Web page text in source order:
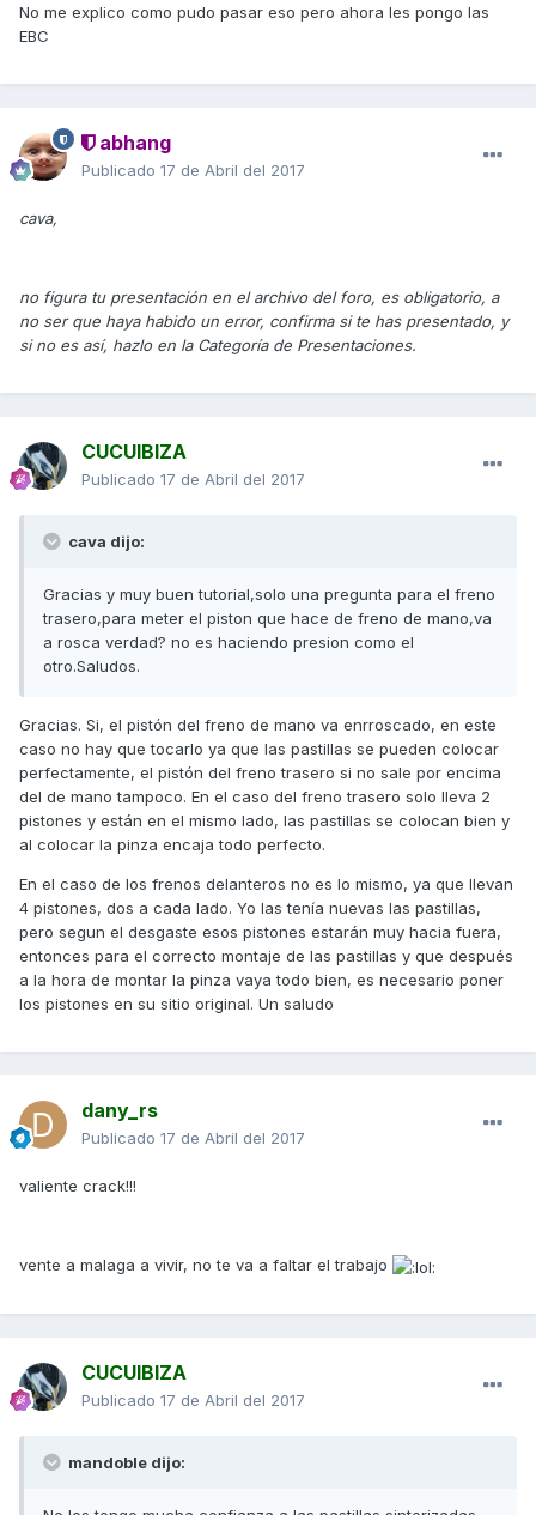
No me explico como pudo pasar eso pero ahora les pongo las
EBC
abhang
Publicado 17 de Abril del 2017
cava,
no figura tu presentación en el archivo del foro, es obligatorio, a
no ser que haya habido un error, confirma si te has presentado, y
si no es así, hazlo en la Categoría de Presentaciones.
CUCUIBIZA
Publicado 17 de Abril del 2017
cava dijo:
Gracias y muy buen tutorial,solo una pregunta para el freno
trasero,para meter el piston que hace de freno de mano,va
a rosca verdad? no es haciendo presion como el
otro.Saludos.
Gracias. Si, el pistón del freno de mano va enrroscado, en este
caso no hay que tocarlo ya que las pastillas se pueden colocar
perfectamente, el pistón del freno trasero si no sale por encima
del de mano tampoco. En el caso del freno trasero solo lleva 2
pistones y están en el mismo lado, las pastillas se colocan bien y
al colocar la pinza encaja todo perfecto.
En el caso de los frenos delanteros no es lo mismo, ya que llevan
4 pistones, dos a cada lado. Yo las tenía nuevas las pastillas,
pero segun el desgaste esos pistones estarán muy hacia fuera,
entonces para el correcto montaje de las pastillas y que después
a la hora de montar la pinza vaya todo bien, es necesario poner
los pistones en su sitio original. Un saludo
dany_rs
Publicado 17 de Abril del 2017
valiente crack!!!
vente a malaga a vivir, no te va a faltar el trabajo
CUCUIBIZA
Publicado 17 de Abril del 2017
mandoble dijo: